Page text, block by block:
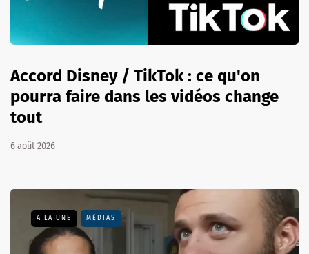
Accord Disney / TikTok : ce qu'on
pourra faire dans les vidéos change
tout
6 août 2026
A LA UNE MÉDIAS